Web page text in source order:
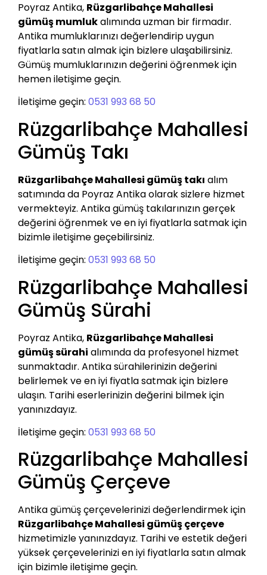
Poyraz Antika, Rüzgarlibahçe Mahallesi
gümüş mumlukalımında uzman bir firmadır.
Antika mumluklarınızı değerlendirip uygun
fiyatlarla satın almak için bizlere ulaşabilirsiniz.
Gümüş mumluklarınızın değerini öğrenmek için
hemen iletişime geçin.
İletişime geçin: 0531 993 68 50
Rüzgarlibahçe Mahallesi
Gümüş Takı
Rüzgarlibahçe Mahallesi gümüş takı alım
satımında da Poyraz Antika olarak sizlere hizmet
vermekteyiz. Antika gümüş takılarınızın gerçek
değerini öğrenmek ve en iyi fiyatlarla satmak için
bizimle iletişime geçebilirsiniz.
İletişime geçin: 0531 993 68 50
Rüzgarlibahçe Mahallesi
Gümüş Sürahi
Poyraz Antika, Rüzgarlibahçe Mahallesi
gümüş sürahi alımında da profesyonel hizmet
sunmaktadır. Antika sürahilerinizin değerini
belirlemek ve en iyi fiyatla satmak için bizlere
ulaşın. Tarihi eserlerinizin değerini bilmek için
yanınızdayız.
İletişime geçin: 0531 993 68 50
Rüzgarlibahçe Mahallesi
Gümüş Çerçeve
Antika gümüş çerçevelerinizi değerlendirmek için
Rüzgarlibahçe Mahallesi gümüş çerçeve
hizmetimizle yanınızdayız. Tarihi ve estetik değeri
yüksek çerçevelerinizi en iyi fiyatlarla satın almak
için bizimle iletişime geçin.